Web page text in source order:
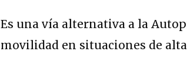
Es una vía alternativa a la
movilidad en situaciones de